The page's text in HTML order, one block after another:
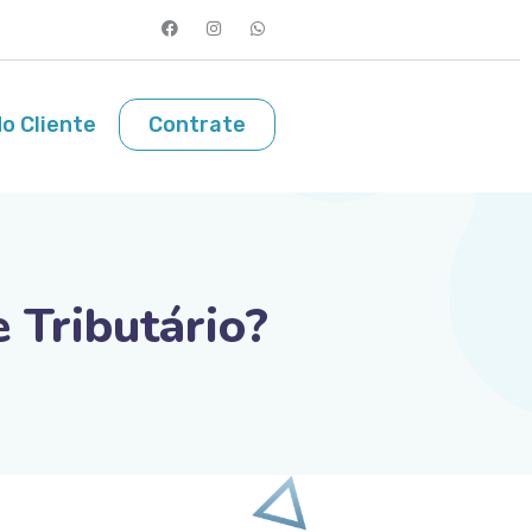
Cliente Contrate
Tributário?